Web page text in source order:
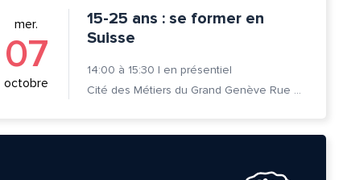
mer.
07
octobre
15-25 ans : se former en
Suisse
14:00 à 15:30 | en présentiel
Cité des Métiers du Grand Genève Rue Prévost-Martin 6 1205 Genève